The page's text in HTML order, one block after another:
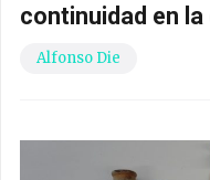
continuidad en
Alfonso Die